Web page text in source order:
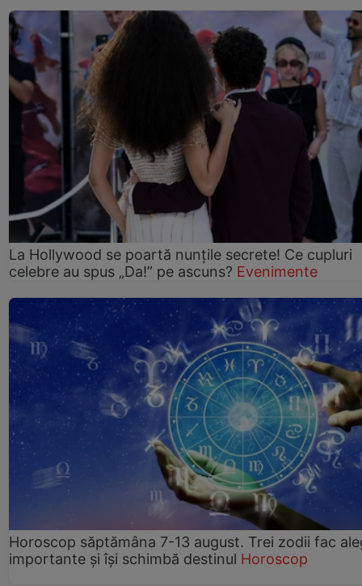
La Hollywood se poartă nunțile secrete! Ce cupluri
celebre au spus „Da!” pe ascuns? Evenimente
Horoscop săptămâna 7-13 august. Trei zodii fac
importante și își schimbă destinul Horoscop